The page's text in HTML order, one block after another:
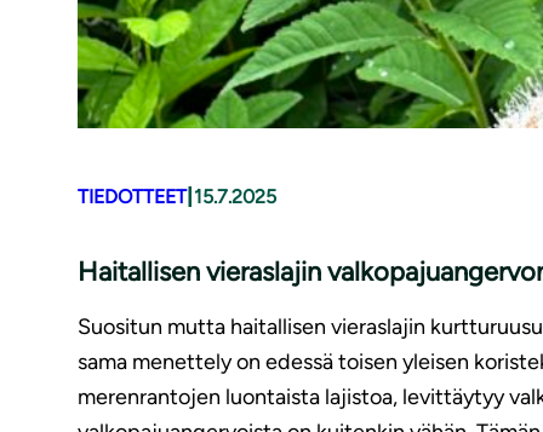
TIEDOTTEET| 15.7.2025
Haitallisen vieraslajin
Suositun mutta haitallisen vieraslajin
sama menettely on edessä toisen yleisen
merenrantojen luontaista lajistoa, levittäytyy